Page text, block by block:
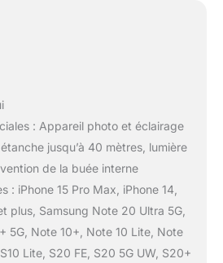
: Appareil photo et éclairage
jusqu’à 40 mètres, lumière
de la buée interne
: iPhone 15 Pro Max, iPhone 14,
plus, Samsung Note 20 Ultra 5G,
5G, Note 10+, Note 10 Lite, Note
Lite, S20 FE, S20 5G UW, S20+